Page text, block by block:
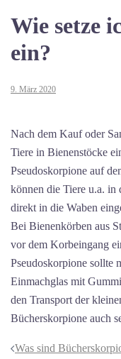
Wie setze
ein?
9. März 2020
Nach dem Kauf oder
Tiere in Bienenstöcke
Pseudoskorpione auf
können die Tiere u.a. in
direkt in die Waben
Bei Bienenkörben aus
vor dem Korbeingang
Pseudoskorpione sollte
Einmachglas mit
den Transport der
Bücherskorpione auch
Was sind